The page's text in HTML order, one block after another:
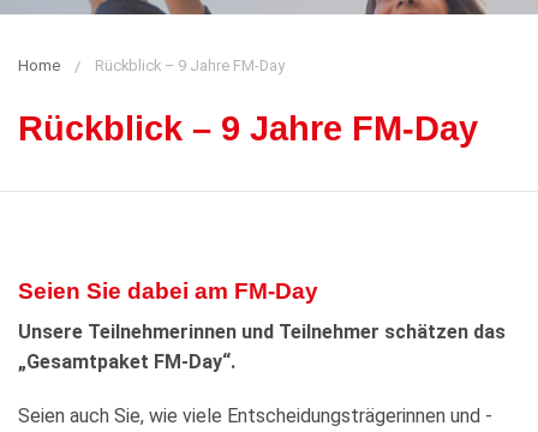
Home Rückblick – 9 Jahre FM-Day
Rückblick – 9 Jahre FM-Day
Seien Sie dabei am FM-Day
Unsere Teilnehmerinnen und Teilnehmer schätzen das
„Gesamtpaket FM-Day“.
Seien auch Sie, wie viele Entscheidungsträgerinnen und -